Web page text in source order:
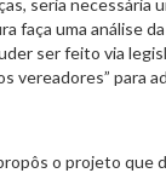
faça uma análise
ser feito via
vereadores” para
o projeto que